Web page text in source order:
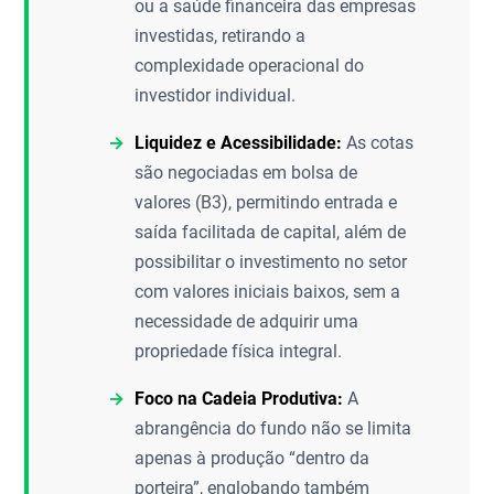
ou a saúde financeira das empresas
investidas, retirando a
complexidade operacional do
investidor individual.
Liquidez e Acessibilidade: As cotas
são negociadas em bolsa de
valores (B3), permitindo entrada e
saída facilitada de capital, além de
possibilitar o investimento no setor
com valores iniciais baixos, sem a
necessidade de adquirir uma
propriedade física integral.
Foco na Cadeia Produtiva: A
abrangência do fundo não se limita
apenas à produção “dentro da
porteira”, englobando também